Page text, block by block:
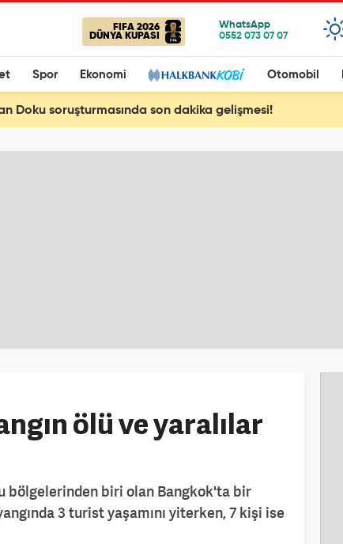
FIFA 2026
DÜNYA KUPASI
Spor Ekonomi Otomobil
Doku soruşturmasında son dakika gelişmesi!
ölü ve yaralılar
bölgelerinden biri olan Bangkok'ta bir
3 turist yaşamını yiterken, 7 kişi ise